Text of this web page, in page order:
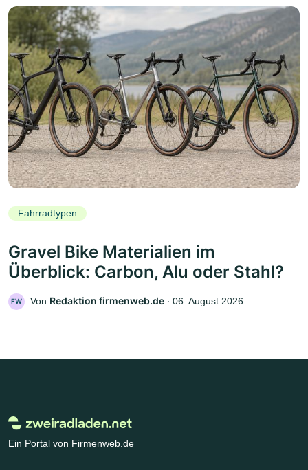
Fahrradtypen
Gravel Bike Materialien im
Überblick: Carbon, Alu oder Stahl?
FW Von Redaktion firmenweb.de ‧ 06. August 2026
Ein Portal von Firmenweb.de